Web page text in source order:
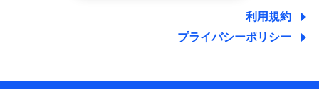
しくは委託を受けている保険会社・提携会社の保険その他に
関する情報を提供し、金融商品等の契約を勧奨するため、ま
た維持管理等の委託業務遂行のため、またそれらに付帯、関
情報を取引のある他の保険会社の商品・サービスをご提案す
利用規約
プライバシーポリシー